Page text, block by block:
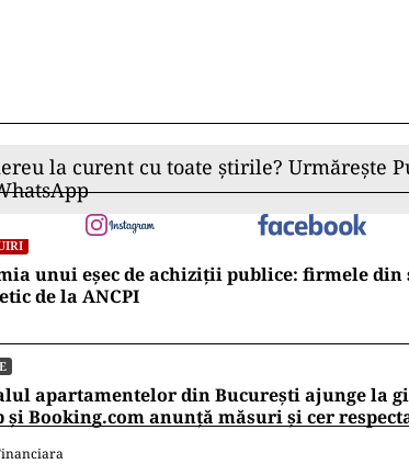
la curent cu toate știrile? Urmărește
unui eșec de achiziții publice: firmele din
de la ANCPI
apartamentelor din București ajunge la
și Booking.com anunță măsuri și cer